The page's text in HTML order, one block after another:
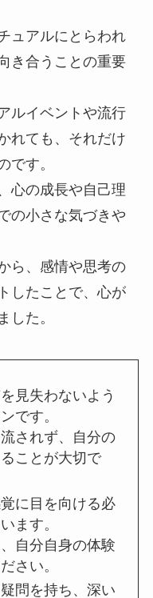
ュアルにとらわれ
き合うことの重要
ルイベントや流行
れても、それだけ
です。
心の成長や自己理
の小さな気づきや
ら、感情や思考の
したことで、心が
した。
見失わないよう
です。
されず、自分の
ことが大切で
に目を向ける必
ます。
自分自身の体験
さい。
問を持ち、深い